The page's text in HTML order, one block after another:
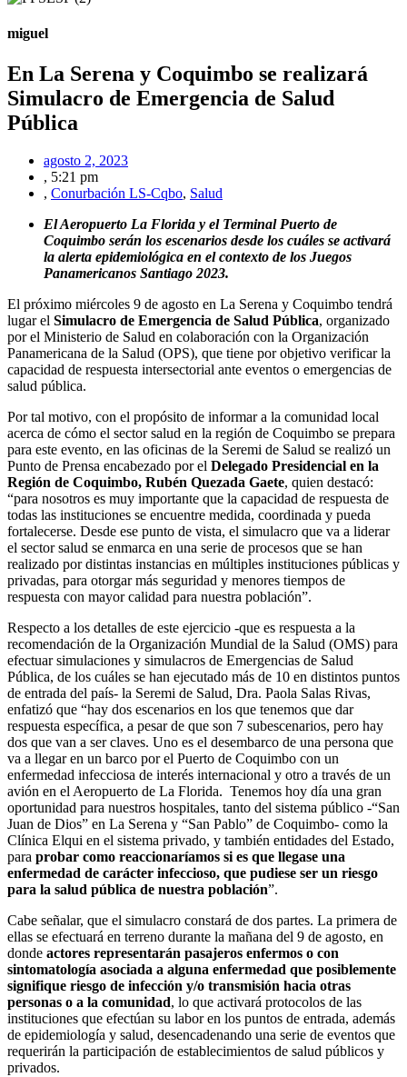
miguel
En La Serena y Coquimbo se realizará
Simulacro de Emergencia de Salud
Pública
agosto 2, 2023
, 5:21 pm
, Conurbación LS-Cqbo, Salud
El Aeropuerto La Florida y el Terminal Puerto de
Coquimbo serán los escenarios desde los cuáles se activará
la alerta epidemiológica en el contexto de los Juegos
Panamericanos Santiago 2023.
El próximo miércoles 9 de agosto en La Serena y Coquimbo tendrá
lugar el Simulacro de Emergencia de Salud Pública, organizado
por el Ministerio de Salud en colaboración con la Organización
Panamericana de la Salud (OPS), que tiene por objetivo verificar la
capacidad de respuesta intersectorial ante eventos o emergencias de
salud pública.
Por tal motivo, con el propósito de informar a la comunidad local
acerca de cómo el sector salud en la región de Coquimbo se prepara
para este evento, en las oficinas de la Seremi de Salud se realizó un
Punto de Prensa encabezado por el Delegado Presidencial en la
Región de Coquimbo, Rubén Quezada Gaete, quien destacó:
“para nosotros es muy importante que la capacidad de respuesta de
todas las instituciones se encuentre medida, coordinada y pueda
fortalecerse. Desde ese punto de vista, el simulacro que va a liderar
el sector salud se enmarca en una serie de procesos que se han
realizado por distintas instancias en múltiples instituciones públicas y
privadas, para otorgar más seguridad y menores tiempos de
respuesta con mayor calidad para nuestra población”.
Respecto a los detalles de este ejercicio -que es respuesta a la
recomendación de la Organización Mundial de la Salud (OMS) para
efectuar simulaciones y simulacros de Emergencias de Salud
Pública, de los cuáles se han ejecutado más de 10 en distintos puntos
de entrada del país- la Seremi de Salud, Dra. Paola Salas Rivas,
enfatizó que “hay dos escenarios en los que tenemos que dar
respuesta específica, a pesar de que son 7 subescenarios, pero hay
dos que van a ser claves. Uno es el desembarco de una persona que
va a llegar en un barco por el Puerto de Coquimbo con un
enfermedad infecciosa de interés internacional y otro a través de un
avión en el Aeropuerto de La Florida. Tenemos hoy día una gran
oportunidad para nuestros hospitales, tanto del sistema público -“San
Juan de Dios” en La Serena y “San Pablo” de Coquimbo- como la
Clínica Elqui en el sistema privado, y también entidades del Estado,
para probar como reaccionaríamos si es que llegase una
enfermedad de carácter infeccioso, que pudiese ser un riesgo
para la salud pública de nuestra población”.
Cabe señalar, que el simulacro constará de dos partes. La primera de
ellas se efectuará en terreno durante la mañana del 9 de agosto, en
donde actores representarán pasajeros enfermos o con
sintomatología asociada a alguna enfermedad que posiblemente
signifique riesgo de infección y/o transmisión hacia otras
personas o a la comunidad, lo que activará protocolos de las
instituciones que efectúan su labor en los puntos de entrada, además
de epidemiología y salud, desencadenando una serie de eventos que
requerirán la participación de establecimientos de salud públicos y
privados.